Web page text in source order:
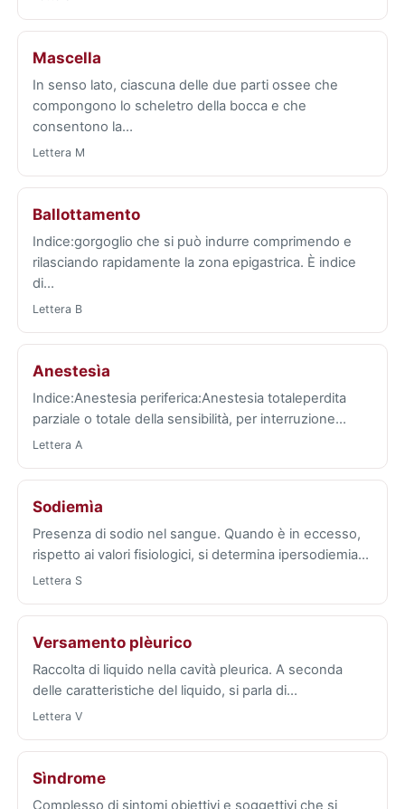
Mascella
In senso lato, ciascuna delle due parti ossee che
compongono lo scheletro della bocca e che
consentono la…
Lettera M
Ballottamento
Indice:gorgoglio che si può indurre comprimendo e
rilasciando rapidamente la zona epigastrica. È indice
di…
Lettera B
Anestesìa
Indice:Anestesia periferica:Anestesia totaleperdita
parziale o totale della sensibilità, per interruzione…
Lettera A
Sodiemìa
Presenza di sodio nel sangue. Quando è in eccesso,
rispetto ai valori fisiologici, si determina ipersodiemia…
Lettera S
Versamento plèurico
Raccolta di liquido nella cavità pleurica. A seconda
delle caratteristiche del liquido, si parla di…
Lettera V
Sìndrome
Complesso di sintomi obiettivi e soggettivi che si